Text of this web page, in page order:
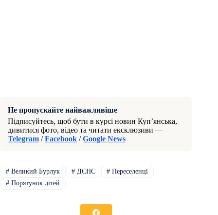
Не пропускайте найважливіше
Підписуйтесь, щоб бути в курсі новин Куп’янська,
дивитися фото, відео та читати ексклюзиви —
Telegram /Facebook /Google News
#Великий Бурлук #ДСНС # Переселенці
#Порятунок дітей